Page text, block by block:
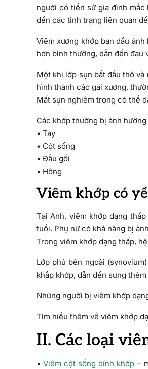
người có tiền sử gia đình
đến các tình trạng liên quan
Viêm xương khớp ban đầu
hơn bình thường, dẫn đến đau
Một khi lớp sụn bắt đầu thô
hình thành các gai xương,
Mất sụn nghiêm trọng có thể
Các khớp thường bị ảnh
• Tay
• Cột sống
• Đầu gối
• Hông
Viêm khớp có
Tại Anh, viêm khớp dạng
tuổi. Phụ nữ có khả năng bị
Trong viêm khớp dạng thấp,
Lớp phủ bên ngoài
khắp khớp, dẫn đến sưng
Những người bị viêm khớp
Tìm hiểu thêm về viêm khớp
II. Các loại
•Viêm cột sống dính khớp –